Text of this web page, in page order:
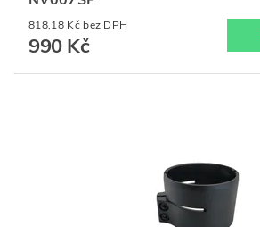
818,18 Kč bez DPH
990 Kč